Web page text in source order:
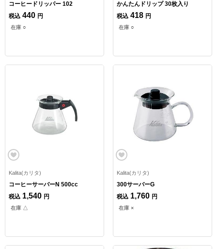
コーヒードリッパー 102
税込 440 円
在庫 ○
かんたんドリップ 30枚入り
税込 418 円
在庫 ○
Kalita(カリタ)
コーヒーサーバーN 500cc
税込 1,540 円
在庫 △
Kalita(カリタ)
300サーバーG
税込 1,760 円
在庫 ×